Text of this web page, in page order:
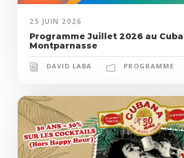
25 JUIN 2026
Programme Juillet 2026 au
Montparnasse
DAVID LABA PROGRAMME